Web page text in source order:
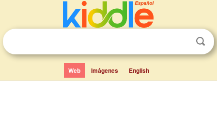
Web Imágenes English